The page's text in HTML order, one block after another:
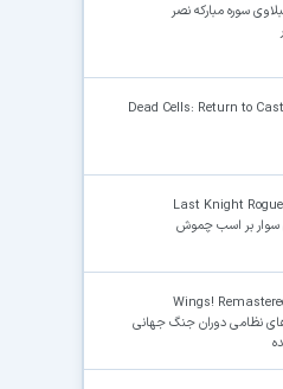
سوره مبارکه نصر
Dead Cells: Return to
Last Knight
سوار بر اسب چموش
Wings!
نظامی دوران جنگ جهانی